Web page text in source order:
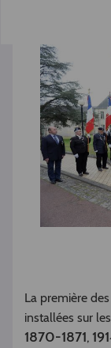
La première
installées sur
1870-1871,